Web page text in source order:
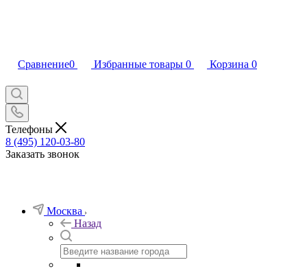
Сравнение0 Избранные товары 0 Корзина 0
Телефоны
8 (495) 120-03-80
Заказать звонок
Москва
Назад